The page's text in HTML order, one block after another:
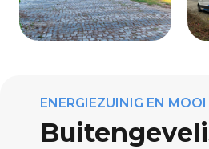
ENERGIEZUINIG EN MOOI